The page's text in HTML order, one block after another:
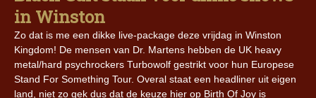
in Winston
Zo dat is me een dikke live-package deze vrijdag in Winston
Kingdom! De mensen van Dr. Martens hebben de UK heavy
metal/hard psychrockers Turbowolf gestrikt voor hun Europese
Stand For Something Tour. Overal staat een headliner uit eigen
land, niet zo gek dus dat de keuze hier op Birth Of Joy is